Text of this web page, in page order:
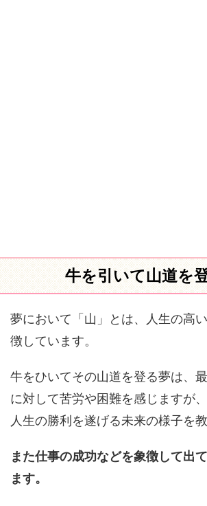
牛を引いて山道を
夢において「山」とは、人生の高
徴しています。
牛をひいてその山道を登る夢は、
に対して苦労や困難を感じますが
人生の勝利を遂げる未来の様子を
また仕事の成功などを象徴して出
ます。